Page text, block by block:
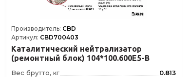
Производитель: CBD
Артикул: CBD700403
Каталитический нейтрализатор
(ремонтный блок) 104*100.600Е5-B
Вес брутто, кг
0.813